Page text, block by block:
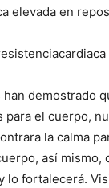
elevada en
demostrado
para el cuerpo,
la calma
así mismo,
lo fortalecerá.